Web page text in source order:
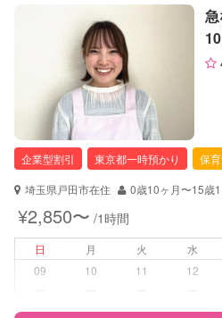
お子様の撮影
（定期特典）
対応可能
料金 レビュー
サポートの特徴
資格
対応可能/特徴
夜間対応
お泊まり
病児対応 病児、病
企業型割引 東京都一時預かり
保
埼玉県戸田市在住
0歳10ヶ月〜15歳
¥2,850〜 /1時間
日 月 火 水
09
10 11 12